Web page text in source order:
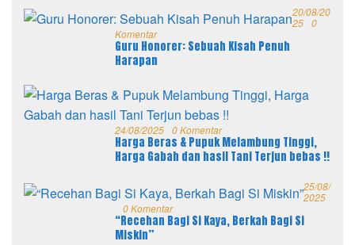
20/08/20
25 0
Komentar
Guru Honorer: Sebuah Kisah Penuh
Harapan
24/08/2025 0 Komentar
Harga Beras & Pupuk Melambung Tinggi,
Harga Gabah dan hasil Tani Terjun bebas !!
25/08/
2025
0 Komentar
“Recehan Bagi Si Kaya, Berkah Bagi Si
Miskin”